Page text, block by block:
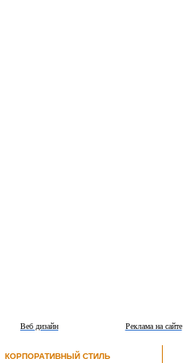
Реклама на сайте
Веб дизайн
КОРПОРАТИВНЫЙ СТИЛЬ